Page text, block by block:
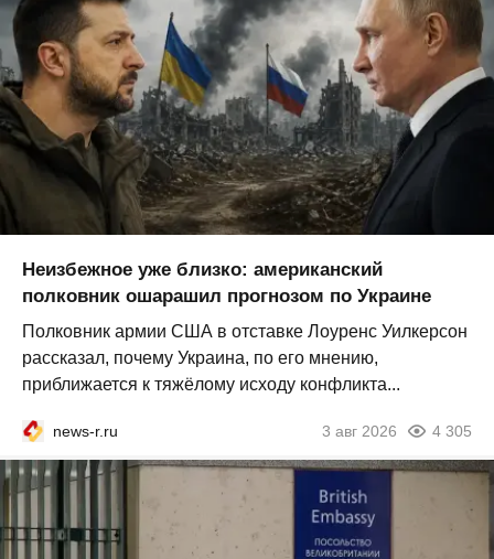
Неизбежное уже близко: американский
полковник ошарашил прогнозом по Украине
Полковник армии США в отставке Лоуренс Уилкерсон
рассказал, почему Украина, по его мнению,
приближается к тяжёлому исходу конфликта...
news-r.ru 3 авг 2026 4 305